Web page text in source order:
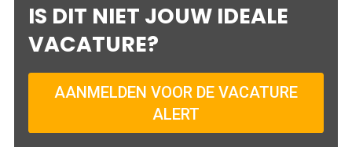
IS DIT NIET JOUW IDEALE
VACATURE?
AANMELDEN VOOR DE VACATURE
ALERT